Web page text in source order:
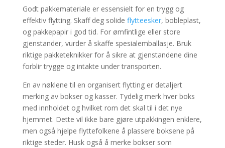
Godt pakkemateriale er essensielt for en trygg og
effektiv flytting. Skaff deg solide flytteesker, bobleplast,
og pakkepapir i god tid. For ømfintlige eller store
gjenstander, vurder å skaffe spesialemballasje. Bruk
riktige pakketeknikker for å sikre at gjenstandene dine
forblir trygge og intakte under transporten.
En av nøklene til en organisert flytting er detaljert
merking av bokser og kasser. Tydelig merk hver boks
med innholdet og hvilket rom det skal til i det nye
hjemmet. Dette vil ikke bare gjøre utpakkingen enklere,
men også hjelpe flyttefolkene å plassere boksene på
riktige steder. Husk også å merke bokser som